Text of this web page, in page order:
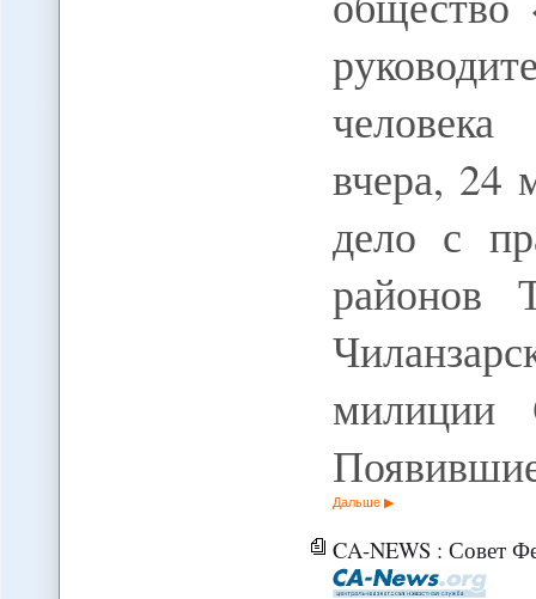
вчера, 24
дело с
районов
милиции
Дальше
CA-NEWS : Совет Федерации РФ